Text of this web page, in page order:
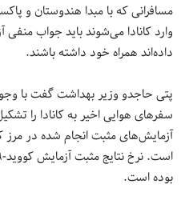
مسافرانی که با مبدا هندوستان و
داده‌اند همراه خود داشته باشند.
آزمایش‌های مثبت انجام شده در مرز
بوده است.